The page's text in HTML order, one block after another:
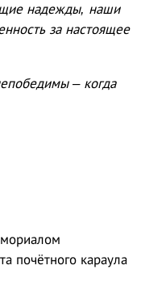
надежды, наши
за настоящее
– когда
почётного караула